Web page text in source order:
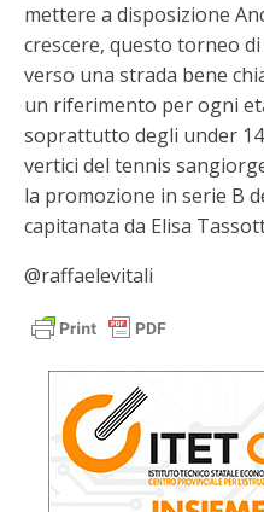
mettere a disposizione
crescere, questo torneo
verso una strada bene
un riferimento per ogni
soprattutto degli under
vertici del tennis
la promozione in serie B
capitanata da Elisa
@raffaelevitali